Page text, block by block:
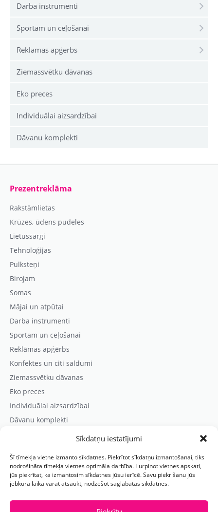
Sīkdatņu iestatījumi
Šī tīmekļa vietne izmanto sīkdatnes. Piekrītot sīkdatņu izmantošanai, tiks
nodrošināta tīmekļa vietnes optimāla darbība. Turpinot vietnes apskati,
jūs piekrītat, ka izmantosim sīkdatnes jūsu ierīcē. Savu piekrišanu jūs
jebkurā laikā varat atsaukt, nodzēšot saglabātās sīkdatnes.
Darba instrumenti
Sportam un ceļošanai
Reklāmas apģērbs
Ziemassvētku dāvanas
Eko preces
Individuālai aizsardzībai
Dāvanu komplekti
Prezentreklāma
Rakstāmlietas
Krūzes, ūdens pudeles
Lietussargi
Tehnoloģijas
Pulksteņi
Birojam
Somas
Mājai un atpūtai
Darba instrumenti
Sportam un ceļošanai
Reklāmas apģērbs
Konfektes un citi saldumi
Ziemassvētku dāvanas
Eko preces
Individuālai aizsardzībai
Dāvanu komplekti
Kontaktinformācija
Prezentreklāmas aģentūra “PARIS”
Reģ.nr.: 40103625328